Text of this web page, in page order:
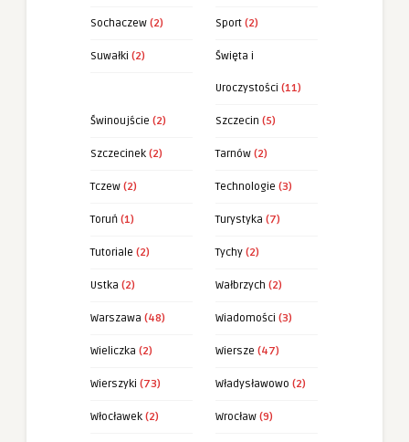
Sochaczew (2) Sport (2)
Suwałki (2) Święta i
Uroczystości (11)
Świnoujście (2) Szczecin (5)
Szczecinek (2) Tarnów (2)
Tczew (2) Technologie (3)
Toruń (1) Turystyka (7)
Tutoriale (2) Tychy (2)
Ustka (2) Wałbrzych (2)
Warszawa (48) Wiadomości (3)
Wieliczka (2) Wiersze (47)
Wierszyki (73) Władysławowo (2)
Włocławek (2) Wrocław (9)